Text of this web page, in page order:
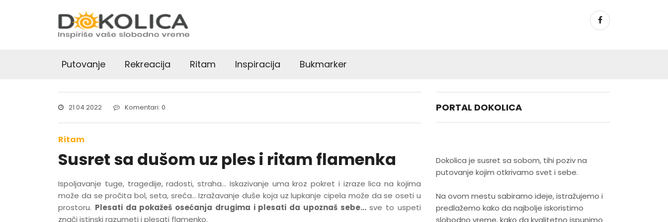
Putovanje Rekreacija Ritam Inspiracija Bukmarker
21.04.2022 Komentari: 0
Ritam
Susret sa dušom uz ples i ritam flamenka
Ispoljavanje tuge, tragedije, radosti, straha… Iskazivanje uma kroz pokret i izraze lica na kojima
može da se pročita bol, seta, sreća… Izražavanje duše koja uz lupkanje cipela može da se oseti u
prostoru. Plesati da pokažeš osećanja drugima i plesati da upoznaš sebe…sve to uspeti
znači istinski razumeti i plesati flamenko.
PORTAL DOKOLICA
Dokolica je susret sa sobom, tihi poziv na
putovanje kojim otkrivamo svet i sebe.
Na ovom mestu sabiramo ideje, istražujemo i
predlažemo kako da najbolje iskoristimo
slobodno vreme, kako da kvalitetno ispunimo